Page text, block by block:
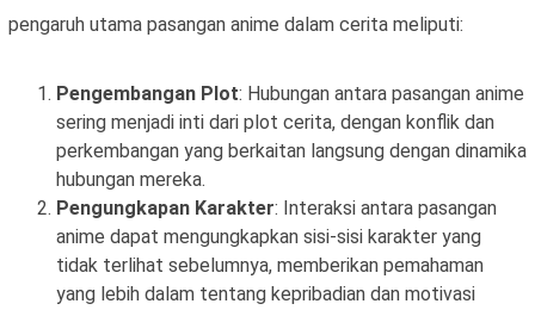
pengaruh utama pasangan anime dalam cerita meliputi:
Pengembangan Plot: Hubungan antara pasangan anime
sering menjadi inti dari plot cerita, dengan konflik dan
perkembangan yang berkaitan langsung dengan dinamika
hubungan mereka.
Pengungkapan Karakter: Interaksi antara pasangan
anime dapat mengungkapkan sisi-sisi karakter yang
tidak terlihat sebelumnya, memberikan pemahaman
yang lebih dalam tentang kepribadian dan motivasi